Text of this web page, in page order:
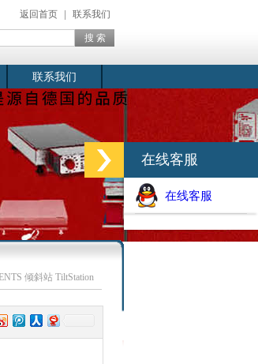
返回首页 联系我们
联系我们
倾斜站 TiltStation
在线客服
在线客服